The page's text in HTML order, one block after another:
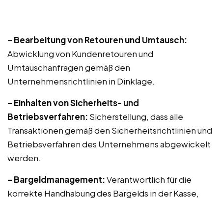
– Bearbeitung von Retouren und Umtausch:
Abwicklung von Kundenretouren und
Umtauschanfragen gemäß den
Unternehmensrichtlinien in Dinklage.
– Einhalten von Sicherheits- und
Betriebsverfahren: Sicherstellung, dass alle
Transaktionen gemäß den Sicherheitsrichtlinien und
Betriebsverfahren des Unternehmens abgewickelt
werden.
– Bargeldmanagement:Verantwortlich für die
korrekte Handhabung des Bargelds in der Kasse,